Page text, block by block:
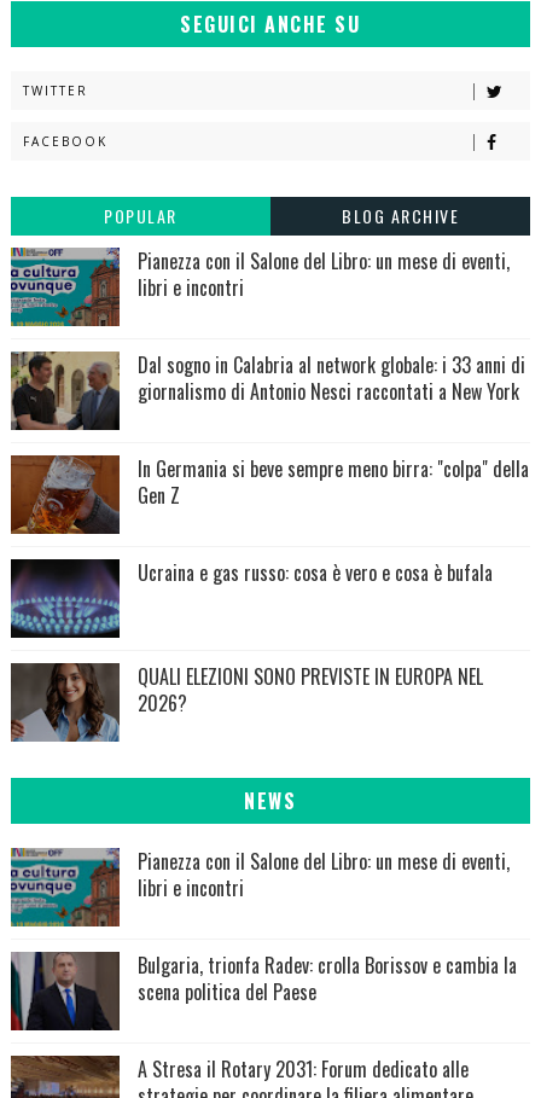
SEGUICI ANCHE SU
TWITTER
FACEBOOK
POPULAR BLOG ARCHIVE
Pianezza con il Salone del Libro: un mese di eventi,
libri e incontri
Dal sogno in Calabria al network globale: i 33 anni di
giornalismo di Antonio Nesci raccontati a New York
In Germania si beve sempre meno birra: "colpa" della
Gen Z
Ucraina e gas russo: cosa è vero e cosa è bufala
QUALI ELEZIONI SONO PREVISTE IN EUROPA NEL
2026?
NEWS
Pianezza con il Salone del Libro: un mese di eventi,
libri e incontri
Bulgaria, trionfa Radev: crolla Borissov e cambia la
scena politica del Paese
A Stresa il Rotary 2031: Forum dedicato alle